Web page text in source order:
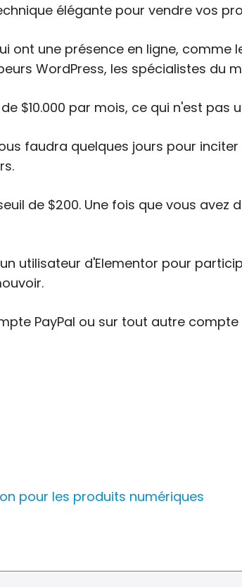
élégante pour vendre vos
ont une présence en ligne, comme
WordPress, les spécialistes du
$10.000 par mois, ce qui n'est pas
faudra quelques jours pour
de $200. Une fois que vous avez
utilisateur d'Elementor pour
PayPal ou sur tout autre
pour les produits numériques